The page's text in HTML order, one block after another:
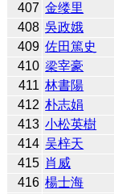
407 金缕里
408 吳政娥
409 佐田篤史
410 梁宰豪
411 林書陽
412 朴志娟
413 小松英樹
414 吴梓天
415 肖威
416 楊士海